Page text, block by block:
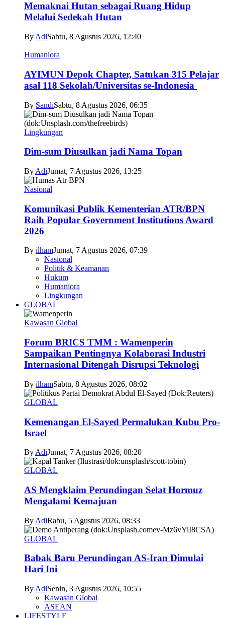
Memaknai Hutan sebagai Ruang Hidup
Melalui Sedekah Hutan
By AdiSabtu, 8 Agustus 2026, 12:40
Humaniora
AYIMUN Depok Chapter, Satukan 315 Pelajar
asal 118 Sekolah/Universitas se-Indonesia
By SandiSabtu, 8 Agustus 2026, 06:35
Lingkungan
Dim-sum Diusulkan jadi Nama Topan
By AdiJumat, 7 Agustus 2026, 13:25
Nasional
Komunikasi Publik Kementerian ATR/BPN
Raih Popular Government Institutions Award
2026
By ilhamJumat, 7 Agustus 2026, 07:39
Nasional
Politik & Keamanan
Hukum
Humaniora
Lingkungan
GLOBAL
Kawasan Global
Forum BRICS TMM : Wamenperin
Sampaikan Pentingnya Kolaborasi Industri
Internasional Ditengah Disrupsi Teknologi
By ilhamSabtu, 8 Agustus 2026, 08:02
GLOBAL
Kemenangan El-Sayed Permalukan Kubu Pro-
Israel
By AdiJumat, 7 Agustus 2026, 08:20
GLOBAL
AS Mengklaim Perundingan Selat Hormuz
Mengalami Kemajuan
By AdiRabu, 5 Agustus 2026, 08:33
GLOBAL
Babak Baru Perundingan AS-Iran Dimulai
Hari Ini
By AdiSenin, 3 Agustus 2026, 10:55
Kawasan Global
ASEAN
LIFESTYLE